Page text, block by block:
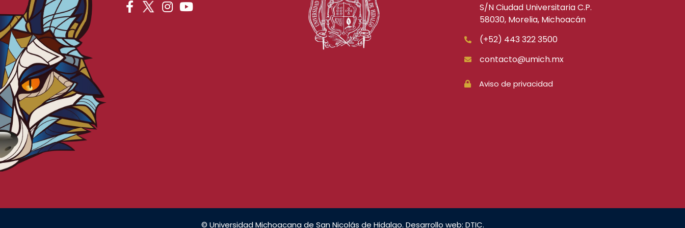
S/N Ciudad Universitaria C.P.
58030, Morelia, Michoacán
(+52) 443 322 3500
contacto@umich.mx
Aviso de privacidad
© Universidad Michoacana de San Nicolás de Hidalgo. Desarrollo web: DTIC.